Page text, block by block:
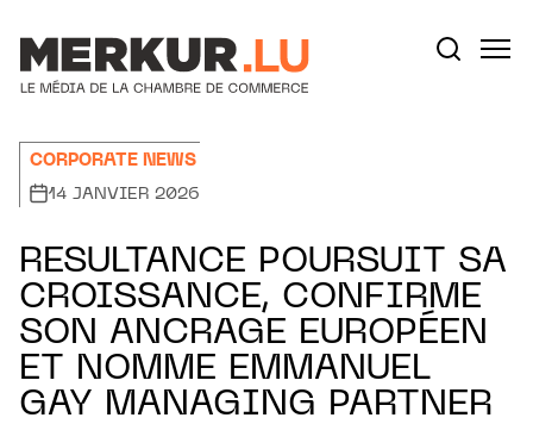
CORPORATE NEWS
14 JANVIER 2026
RESULTANCE POURSUIT SA
CROISSANCE, CONFIRME
SON ANCRAGE EUROPÉEN
ET NOMME EMMANUEL
GAY MANAGING PARTNER